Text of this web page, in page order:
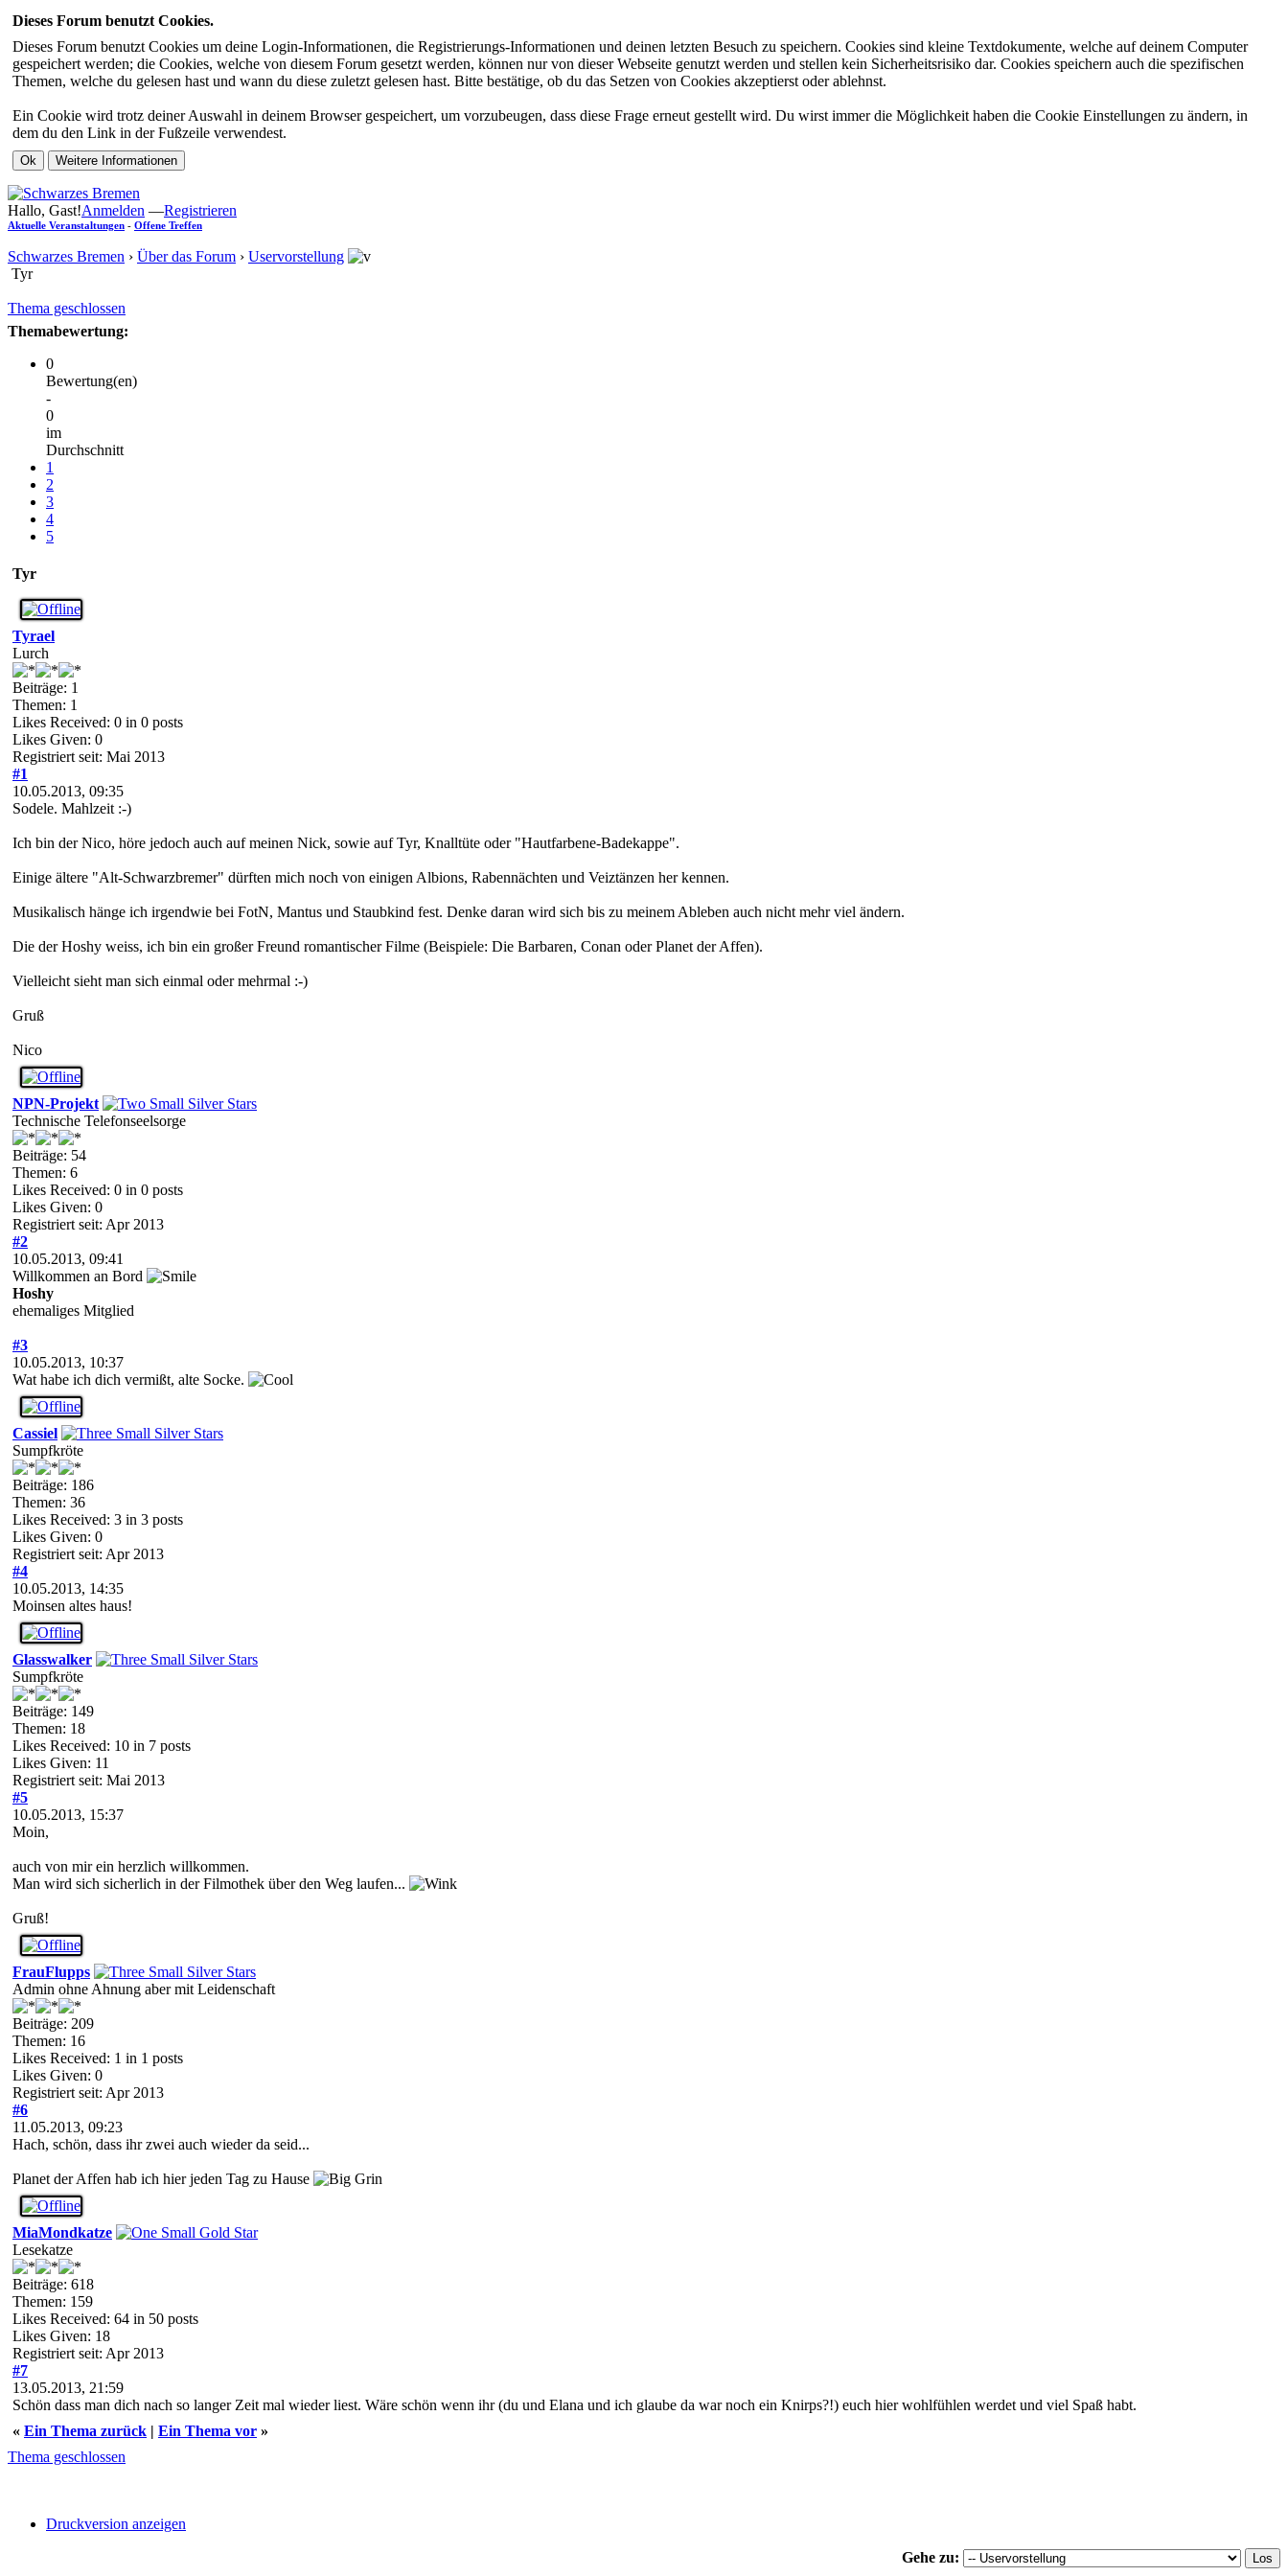
Dieses Forum benutzt Cookies.
Dieses Forum benutzt Cookies um deine Login-Informationen, die Registrierungs-Informationen und deinen letzten Besuch zu speichern. Cookies sind kleine Textdokumente, welche auf deinem Computer
gespeichert werden; die Cookies, welche von diesem Forum gesetzt werden, können nur von dieser Webseite genutzt werden und stellen kein Sicherheitsrisiko dar. Cookies speichern auch die spezifischen
Themen, welche du gelesen hast und wann du diese zuletzt gelesen hast. Bitte bestätige, ob du das Setzen von Cookies akzeptierst oder ablehnst.
Ein Cookie wird trotz deiner Auswahl in deinem Browser gespeichert, um vorzubeugen, dass diese Frage erneut gestellt wird. Du wirst immer die Möglichkeit haben die Cookie Einstellungen zu ändern, in
dem du den Link in der Fußzeile verwendest.
Hallo, Gast!Anmelden —Registrieren
Aktuelle Veranstaltungen - Offene Treffen
Schwarzes Bremen › Über das Forum › Uservorstellung
Tyr
Thema geschlossen
Themabewertung:
0
Bewertung(en)
-
0
im
Durchschnitt
1
2
3
4
5
Tyr
Tyrael
Lurch
Beiträge: 1
Themen: 1
Likes Received: 0 in 0 posts
Likes Given: 0
Registriert seit: Mai 2013
#1
10.05.2013, 09:35
Sodele. Mahlzeit :-)
Ich bin der Nico, höre jedoch auch auf meinen Nick, sowie auf Tyr, Knalltüte oder "Hautfarbene-Badekappe".
Einige ältere "Alt-Schwarzbremer" dürften mich noch von einigen Albions, Rabennächten und Veiztänzen her kennen.
Musikalisch hänge ich irgendwie bei FotN, Mantus und Staubkind fest. Denke daran wird sich bis zu meinem Ableben auch nicht mehr viel ändern.
Die der Hoshy weiss, ich bin ein großer Freund romantischer Filme (Beispiele: Die Barbaren, Conan oder Planet der Affen).
Vielleicht sieht man sich einmal oder mehrmal :-)
Gruß
Nico
NPN-Projekt
Technische Telefonseelsorge
Beiträge: 54
Themen: 6
Likes Received: 0 in 0 posts
Likes Given: 0
Registriert seit: Apr 2013
#2
10.05.2013, 09:41
Willkommen an Bord
Hoshy
ehemaliges Mitglied
#3
10.05.2013, 10:37
Wat habe ich dich vermißt, alte Socke.
Cassiel
Sumpfkröte
Beiträge: 186
Themen: 36
Likes Received: 3 in 3 posts
Likes Given: 0
Registriert seit: Apr 2013
#4
10.05.2013, 14:35
Moinsen altes haus!
Glasswalker
Sumpfkröte
Beiträge: 149
Themen: 18
Likes Received: 10 in 7 posts
Likes Given: 11
Registriert seit: Mai 2013
#5
10.05.2013, 15:37
Moin,
auch von mir ein herzlich willkommen.
Man wird sich sicherlich in der Filmothek über den Weg laufen...
Gruß!
FrauFlupps
Admin ohne Ahnung aber mit Leidenschaft
Beiträge: 209
Themen: 16
Likes Received: 1 in 1 posts
Likes Given: 0
Registriert seit: Apr 2013
#6
11.05.2013, 09:23
Hach, schön, dass ihr zwei auch wieder da seid...
Planet der Affen hab ich hier jeden Tag zu Hause
MiaMondkatze
Lesekatze
Beiträge: 618
Themen: 159
Likes Received: 64 in 50 posts
Likes Given: 18
Registriert seit: Apr 2013
#7
13.05.2013, 21:59
Schön dass man dich nach so langer Zeit mal wieder liest. Wäre schön wenn ihr (du und Elana und ich glaube da war noch ein Knirps?!) euch hier wohlfühlen werdet und viel Spaß habt.
« Ein Thema zurück | Ein Thema vor »
Thema geschlossen
Druckversion anzeigen
Gehe zu: